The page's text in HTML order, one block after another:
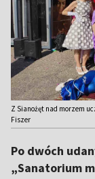
Z Sianożęt nad morzem
Fiszer
Po dwóch
„Sanatorium